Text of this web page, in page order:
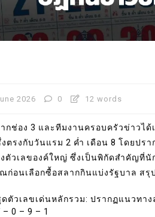
2026 0 12 words
กช่อง 3 และทีมงานครอบครัวข่าวไ
ตรงกับวันแรม 2 ค่ำ เดือน 8 โดยป
ตัวเลของค์ใหญ่ ซึ่งเป็นพิกัดสำคัญที่นั
ก่อนเลือกซื้อสลากกินแบ่งรัฐบาล ส
ตัวเลขเด่นหลักรวม: ปรากฏแนวทา
– 0 – 9 – 1